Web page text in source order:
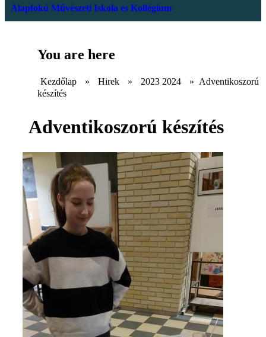
Alapfokú Művészeti Iskola és Kollégium
You are here
Kezdőlap » Hirek » 2023 2024 » Adventikoszorú
készítés
Adventikoszorú készítés